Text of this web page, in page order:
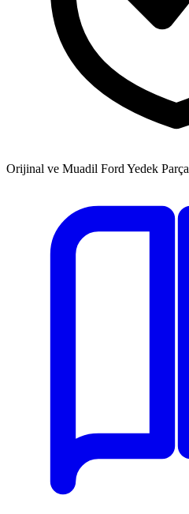
Orijinal ve Muadil Ford Yedek